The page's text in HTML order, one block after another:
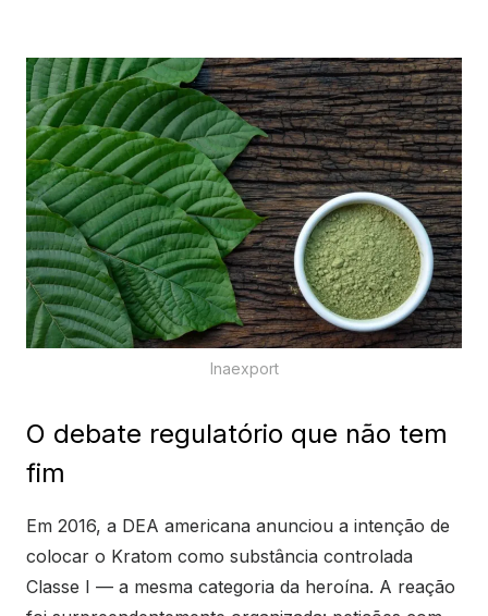
Inaexport
O debate regulatório que não tem
fim
Em 2016, a DEA americana anunciou a intenção de
colocar o Kratom como substância controlada
Classe I — a mesma categoria da heroína. A reação